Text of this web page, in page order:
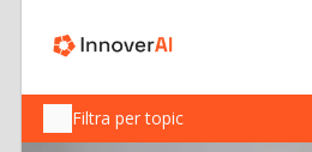
Filtra per topic